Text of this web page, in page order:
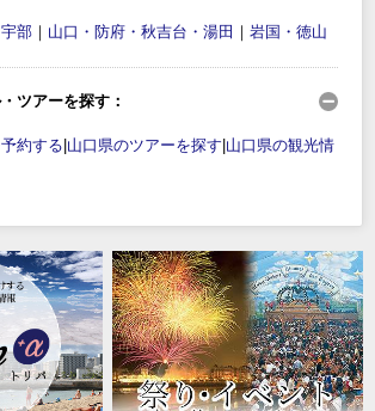
部 ｜ 山口・防府・秋吉台・湯田 ｜ 岩国・徳山
ツアーを探す：
約する 山口県のツアーを探す 山口県の観光情